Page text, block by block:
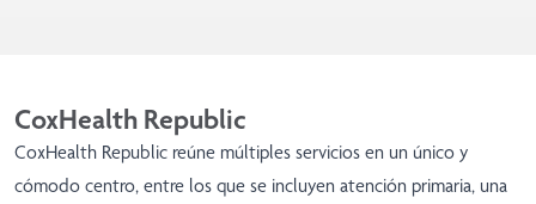
CoxHealth Republic
CoxHealth Republic reúne múltiples servicios en un único y
cómodo centro, entre los que se incluyen atención primaria, una